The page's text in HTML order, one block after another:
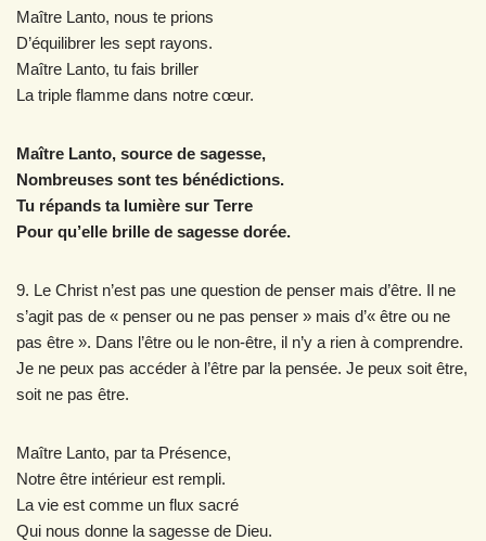
Maître Lanto, nous te prions
D’équilibrer les sept rayons.
Maître Lanto, tu fais briller
La triple flamme dans notre cœur.
Maître Lanto, source de sagesse,
Nombreuses sont tes bénédictions.
Tu répands ta lumière sur Terre
Pour qu’elle brille de sagesse dorée.
9. Le Christ n’est pas une question de penser mais d’être. Il ne
s’agit pas de « penser ou ne pas penser » mais d’« être ou ne
pas être ». Dans l’être ou le non-être, il n’y a rien à comprendre.
Je ne peux pas accéder à l’être par la pensée. Je peux soit être,
soit ne pas être.
Maître Lanto, par ta Présence,
Notre être intérieur est rempli.
La vie est comme un flux sacré
Qui nous donne la sagesse de Dieu.